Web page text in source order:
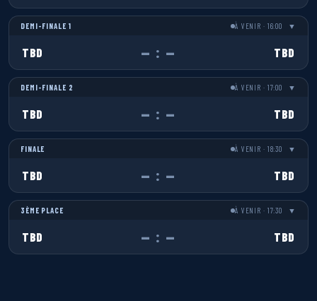
DEMI-FINALE 1 À VENIR · 16:00 ▼
TBD — : — TBD
DEMI-FINALE 2 À VENIR · 17:00 ▼
TBD — : — TBD
FINALE À VENIR · 18:30 ▼
TBD — : — TBD
3ÈME PLACE À VENIR · 17:30 ▼
TBD — : — TBD